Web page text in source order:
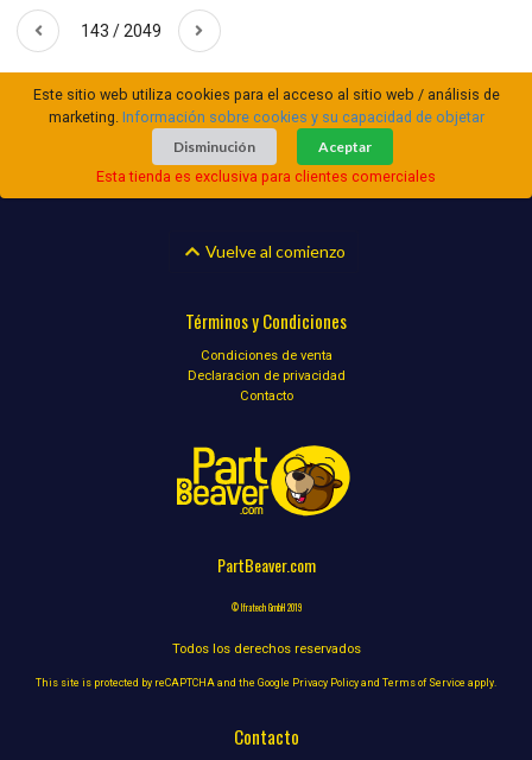
143 / 2049
Este sitio web utiliza cookies para el acceso al sitio web / análisis de
marketing. Información sobre cookies y su capacidad de objetar
Disminución
Aceptar
Esta tienda es exclusiva para clientes comerciales
Vuelve al comienzo
Términos y Condiciones
Condiciones de venta
Declaracion de privacidad
Contacto
PartBeaver.com
© Ifratech GmbH 2019
Todos los derechos reservados
This site is protected by reCAPTCHA and the Google Privacy Policy and Terms of Service apply.
Contacto